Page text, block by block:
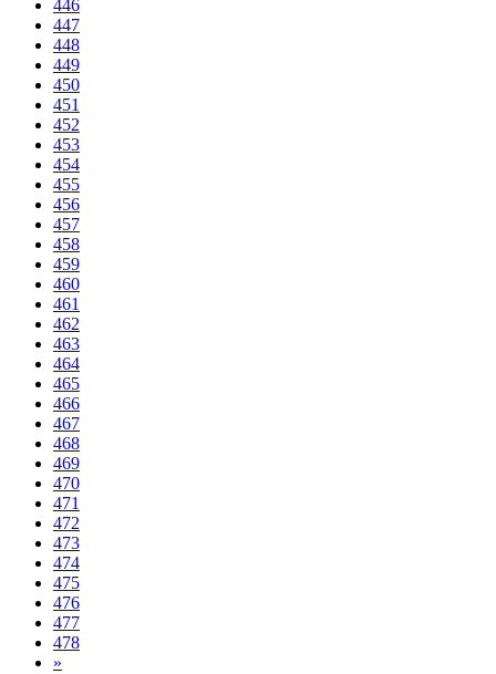
446
447
448
449
450
451
452
453
454
455
456
457
458
459
460
461
462
463
464
465
466
467
468
469
470
471
472
473
474
475
476
477
478
»